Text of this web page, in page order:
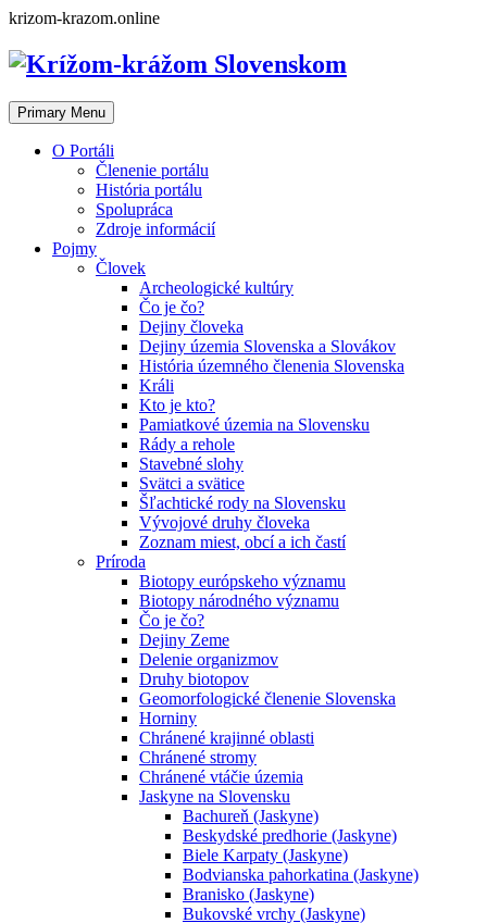
Skip
content
krizom-krazom.online
Primary Menu
O Portáli
Členenie portálu
História portálu
Spolupráca
Zdroje informácií
Pojmy
Človek
Archeologické kultúry
Čo je čo?
Dejiny človeka
Dejiny územia Slovenska a Slovákov
História územného členenia Slovenska
Králi
Kto je kto?
Pamiatkové územia na Slovensku
Rády a rehole
Stavebné slohy
Svätci a svätice
Šľachtické rody na Slovensku
Vývojové druhy človeka
Zoznam miest, obcí a ich častí
Príroda
Biotopy európskeho významu
Biotopy národného významu
Čo je čo?
Dejiny Zeme
Delenie organizmov
Druhy biotopov
Geomorfologické členenie Slovenska
Horniny
Chránené krajinné oblasti
Chránené stromy
Chránené vtáčie územia
Jaskyne na Slovensku
Bachureň (Jaskyne)
Beskydské predhorie (Jaskyne)
Biele Karpaty (Jaskyne)
Bodvianska pahorkatina (Jaskyne)
Branisko (Jaskyne)
Bukovské vrchy (Jaskyne)